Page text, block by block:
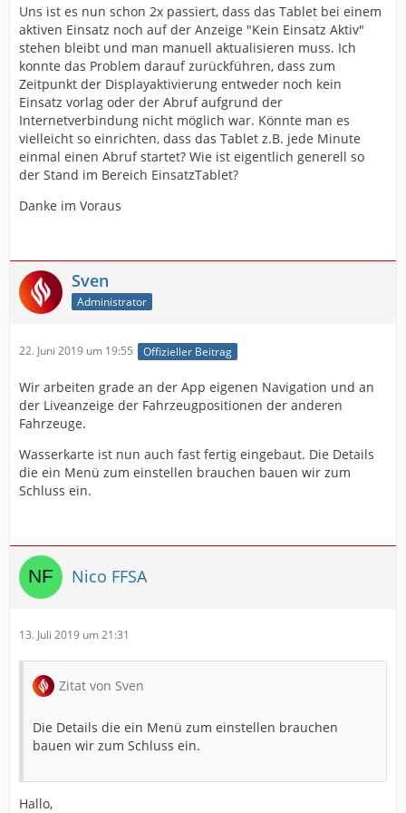
Uns ist es nun schon 2x passiert, dass das Tablet bei einem
aktiven Einsatz noch auf der Anzeige "Kein Einsatz Aktiv"
stehen bleibt und man manuell aktualisieren muss. Ich
konnte das Problem darauf zurückführen, dass zum
Zeitpunkt der Displayaktivierung entweder noch kein
Einsatz vorlag oder der Abruf aufgrund der
Internetverbindung nicht möglich war. Könnte man es
vielleicht so einrichten, dass das Tablet z.B. jede Minute
einmal einen Abruf startet? Wie ist eigentlich generell so
der Stand im Bereich EinsatzTablet?
Danke im Voraus
Sven
Administrator
22. Juni 2019 um 19:55 Offizieller Beitrag
Wir arbeiten grade an der App eigenen Navigation und an
der Liveanzeige der Fahrzeugpositionen der anderen
Fahrzeuge.
Wasserkarte ist nun auch fast fertig eingebaut. Die Details
die ein Menü zum einstellen brauchen bauen wir zum
Schluss ein.
Nico FFSA
13. Juli 2019 um 21:31
Zitat von Sven
Die Details die ein Menü zum einstellen brauchen
bauen wir zum Schluss ein.
Hallo,